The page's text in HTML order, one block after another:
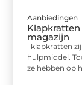
Aanbiedingen
magazijn
klapkratten
hulpmiddel.
ze hebben op